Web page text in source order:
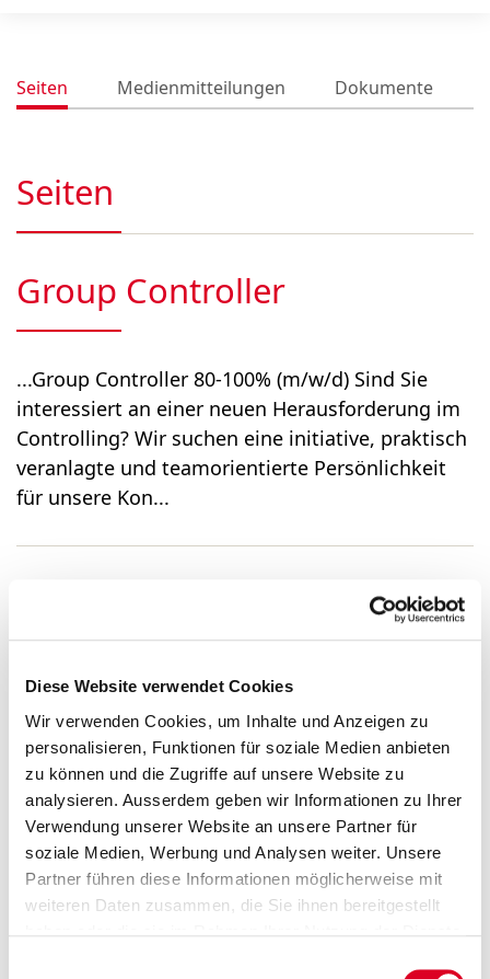
Diese Website verwendet Cookies
Wir verwenden Cookies, um Inhalte und Anzeigen zu
personalisieren, Funktionen für soziale Medien anbieten
zu können und die Zugriffe auf unsere Website zu
analysieren. Ausserdem geben wir Informationen zu Ihrer
Verwendung unserer Website an unsere Partner für
soziale Medien, Werbung und Analysen weiter. Unsere
Partner führen diese Informationen möglicherweise mit
weiteren Daten zusammen, die Sie ihnen bereitgestellt
Seiten Medienmitteilungen Dokumente
Seiten
Group Controller
...Group Controller 80-100% (m/w/d) Sind Sie
interessiert an einer neuen Herausforderung im
Controlling? Wir suchen eine initiative, praktisch
veranlagte und teamorientierte Persönlichkeit
für unsere Kon...
Group Controller 80–100%
(m/w/d)
...Group Controller 80–100% (m/w/d) Sind Sie
interessiert an einer neuen Herausforderung im
Controlling? Wir suchen eine initiative, praktisch
veranlagte und teamorientierte Persönlichkeit
für unsere Kon...